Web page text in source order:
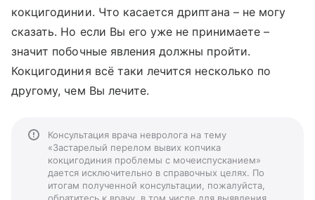
кокцигодинии. Что касается дриптана – не могу
сказать. Но если Вы его уже не принимаете –
значит побочные явления должны пройти.
Кокцигодиния всё таки лечится несколько по
другому, чем Вы лечите.
Консультация врача невролога на тему
«Застарелый перелом вывих копчика
кокцигодиния проблемы с мочеиспусканием»
дается исключительно в справочных целях. По
итогам полученной консультации, пожалуйста,